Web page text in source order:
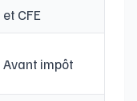
et CFE
Avant impôt